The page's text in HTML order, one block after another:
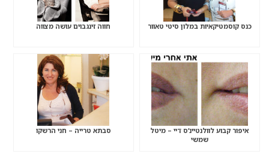
כנס קוסמטיקאיות במלון סיטי טאוור חווה זינגבוים עושה מצווה
איפור קבוע לוולנטיינ’ס דיי – מיטל
שמשי
סבתא טרייה – חני הרשקו